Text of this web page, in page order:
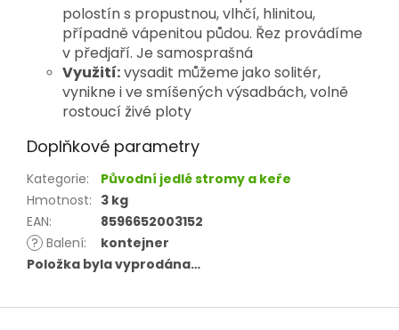
polostín s propustnou, vlhčí, hlinitou,
případně vápenitou půdou. Řez provádíme
v předjaří. Je samosprašná
Využití:vysadit můžeme jako solitér,
vynikne i ve smíšených výsadbách, volně
rostoucí živé ploty
Doplňkové parametry
Kategorie:
Původní jedlé stromy a keře
Hmotnost: 3 kg
EAN:
8596652003152
? Balení:
kontejner
Položka byla vyprodána…
Z